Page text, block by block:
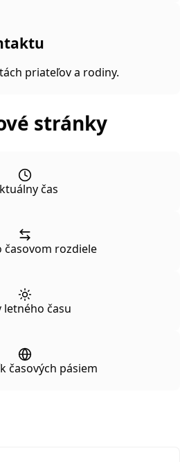
priateľov a rodiny.
stránky
čas
časovom rozdiele
letného času
časových pásiem